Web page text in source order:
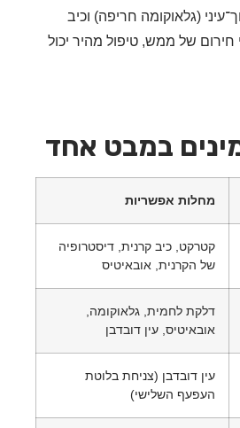
חריפה) וכיב
ממש, טיפול מהיר יכול
במבט אחד
אפשריות
כיב קרנית, דיסטרופיה
אובאיטיס
לחמית, גלאוקומה,
עין דובדבן
(צניחת בלוטת
השלישי)